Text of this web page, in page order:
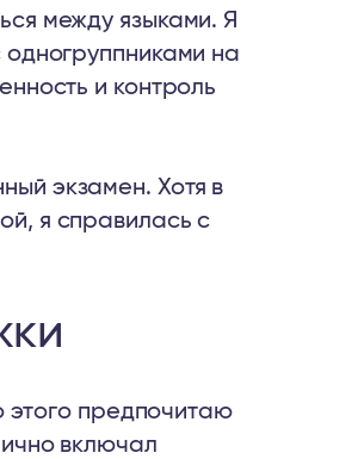
между языками. Я
на
и контроль
экзамен. Хотя в
я справилась с
этого предпочитаю
включал